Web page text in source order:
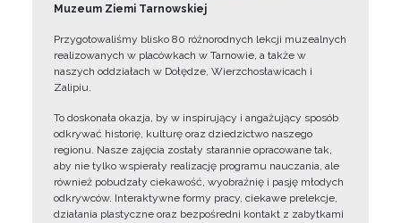
Muzeum Ziemi Tarnowskiej
Przygotowaliśmy blisko 80 różnorodnych lekcji muzealnych
realizowanych w placówkach w Tarnowie, a także w
naszych oddziałach w Dołędze, Wierzchosławicach i
Zalipiu.
To doskonała okazja, by w inspirujący i angażujący sposób
odkrywać historię, kulturę oraz dziedzictwo naszego
regionu. Nasze zajęcia zostały starannie opracowane tak,
aby nie tylko wspierały realizację programu nauczania, ale
również pobudzały ciekawość, wyobraźnię i pasję młodych
odkrywców. Interaktywne formy pracy, ciekawe prelekcje,
działania plastyczne oraz bezpośredni kontakt z zabytkami